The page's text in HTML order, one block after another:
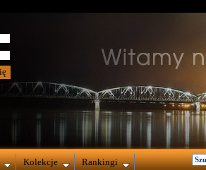
Kolekcje Rankingi